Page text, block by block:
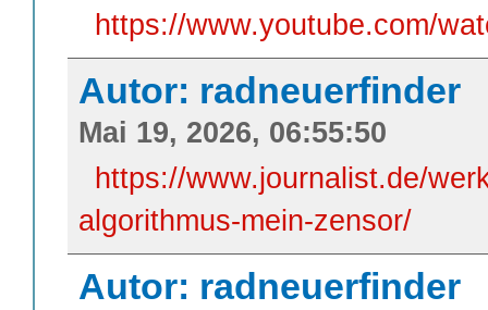
https://www.youtube.com/
Autor: radneuerfinder
Mai 19, 2026, 06:55:50
https://www.journalist.de/
algorithmus-mein-zensor/
Autor: radneuerfinder